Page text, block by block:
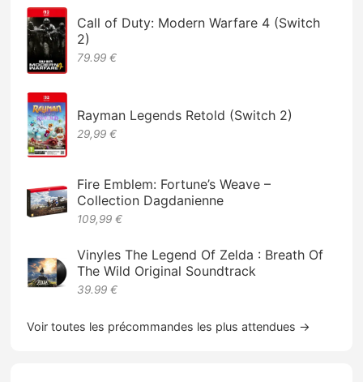
Call of Duty: Modern Warfare 4 (Switch
2)
79.99 €
Rayman Legends Retold (Switch 2)
29,99 €
Fire Emblem: Fortune’s Weave –
Collection Dagdanienne
109,99 €
Vinyles The Legend Of Zelda : Breath Of
The Wild Original Soundtrack
39.99 €
Voir toutes les précommandes les plus attendues →